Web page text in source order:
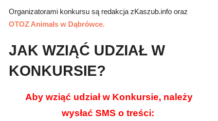
Organizatorami konkursu są redakcja zKaszub.info oraz
OTOZ Animals w Dąbrówce.
JAK WZIĄĆ UDZIAŁ W
KONKURSIE?
Aby wziąć udział w Konkursie, należy
wysłać SMS o treści: